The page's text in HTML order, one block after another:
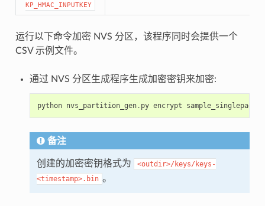
KP_HMAC_INPUTKEY
运行以下命令加密 NVS 分区，该程序同时会提供一个
CSV 示例文件。
通过 NVS 分区生成程序生成加密密钥来加密:
python nvs_partition_gen. py encrypt
备注
创建的加密密钥格式为
<outdir>/keys/keys-
<timestamp>.bin 。